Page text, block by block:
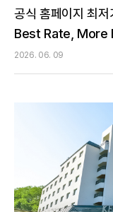
공식 홈페이지 최
Best Rate, More
2026. 06. 09